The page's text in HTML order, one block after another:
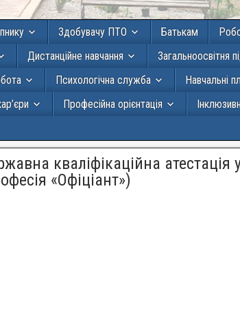
Здобувачу ПТО Батькам
Дистанційне навчання Загальноосвітня
Психологічна служба Навчальні
Професійна орієнтація
кваліфікаційна атестація
«Офіціант»)